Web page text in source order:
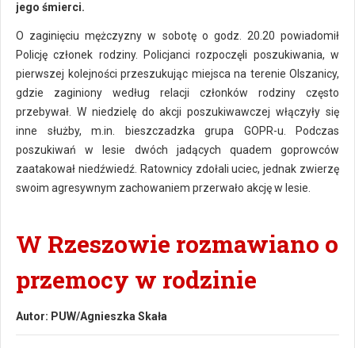
jego śmierci.
O zaginięciu mężczyzny w sobotę o godz. 20.20 powiadomił
Policję członek rodziny. Policjanci rozpoczęli poszukiwania, w
pierwszej kolejności przeszukując miejsca na terenie Olszanicy,
gdzie zaginiony według relacji członków rodziny często
przebywał. W niedzielę do akcji poszukiwawczej włączyły się
inne służby, m.in. bieszczadzka grupa GOPR-u. Podczas
poszukiwań w lesie dwóch jadących quadem goprowców
zaatakował niedźwiedź. Ratownicy zdołali uciec, jednak zwierzę
swoim agresywnym zachowaniem przerwało akcję w lesie.
W Rzeszowie rozmawiano o
przemocy w rodzinie
Autor: PUW/Agnieszka Skała